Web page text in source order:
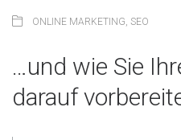
ONLINE MARKETING, SEO
…und wie Sie
darauf